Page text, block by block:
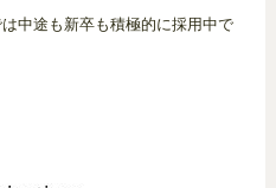
中途も新卒も積極的に採用中で